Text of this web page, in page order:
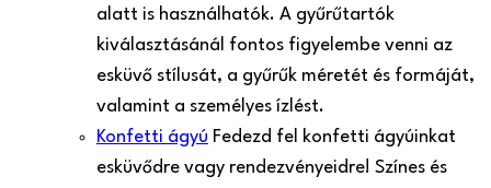
alatt is használhatók. A gyűrűtartók
kiválasztásánál fontos figyelembe venni az
esküvő stílusát, a gyűrűk méretét és formáját,
valamint a személyes ízlést.
Konfetti ágyú Fedezd fel konfetti ágyúinkat
esküvődre vagy rendezvényeidre! Színes és